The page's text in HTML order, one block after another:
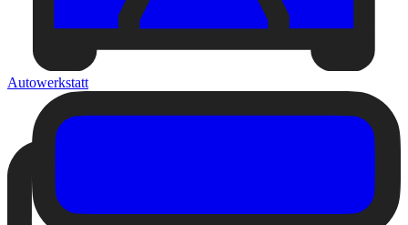
Autowerkstatt